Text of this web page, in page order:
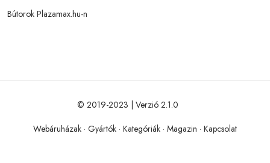
Bútorok Plazamax.hu-n
© 2019-2023 | Verzió 2.1.0
Webáruházak · Gyártók · Kategóriák · Magazin · Kapcsolat